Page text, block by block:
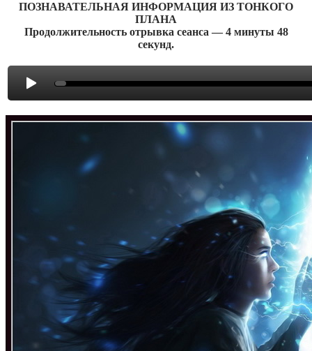
ПОЗНАВАТЕЛЬНАЯ ИНФОРМАЦИЯ ИЗ ТОНКОГО
ПЛАНА
Продолжительность отрывка сеанса — 4 минуты 48
секунд.